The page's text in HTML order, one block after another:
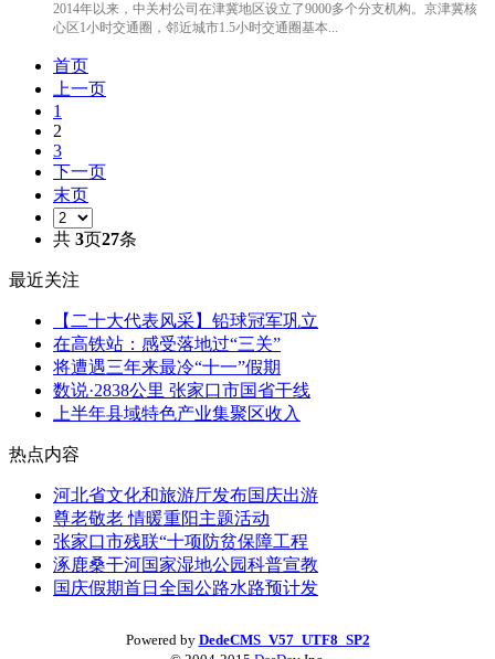
2014年以来，中关村公司在津冀地区设立了9000多个分支机构。京津冀核
心区1小时交通圈，邻近城市1.5小时交通圈基本...
首页
上一页
1
2
3
下一页
末页
共 3页27条
最近关注
【二十大代表风采】铅球冠军巩立
在高铁站：感受落地过“三关”
将遭遇三年来最冷“十一”假期
数说·2838公里 张家口市国省干线
上半年县域特色产业集聚区收入
热点内容
河北省文化和旅游厅发布国庆出游
尊老敬老 情暖重阳主题活动
张家口市残联“十项防贫保障工程
涿鹿桑干河国家湿地公园科普宣教
国庆假期首日全国公路水路预计发
Powered by DedeCMS_V57_UTF8_SP2